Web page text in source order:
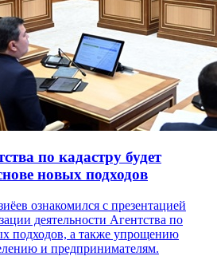
по кадастру будет
новых подходов
ознакомился с презентацией
деятельности Агентства по
подходов, а также упрощению
и предпринимателям.